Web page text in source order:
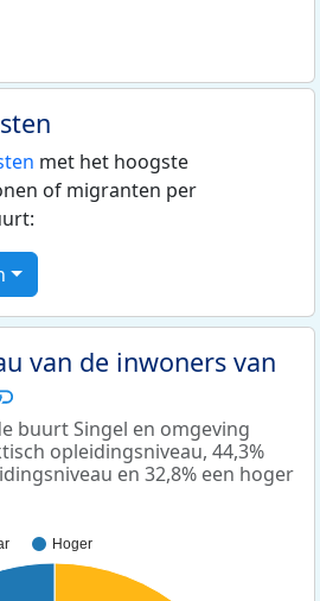
met het hoogste
of migranten per
van de inwoners van
buurt Singel en omgeving
opleidingsniveau, 44,3%
en 32,8% een hoger
Hoger